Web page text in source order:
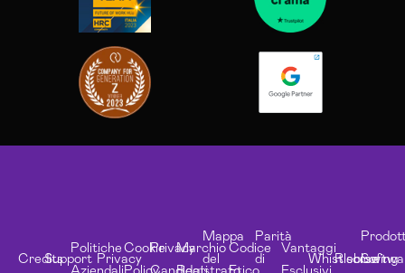
CreditsSupport
Politiche
Privacy
CookiePrivacyMarchio
Mappa
del
Codice
Parità
di
Vantaggi
Whistleblowing
Risorse